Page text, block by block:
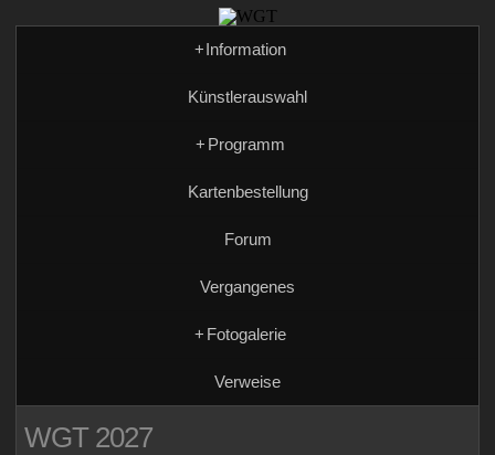
+Information
Künstlerauswahl
+ Programm
Kartenbestellung
Forum
Vergangenes
+ Fotogalerie
Verweise
WGT 2027